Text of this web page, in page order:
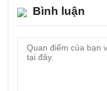
Bình luận